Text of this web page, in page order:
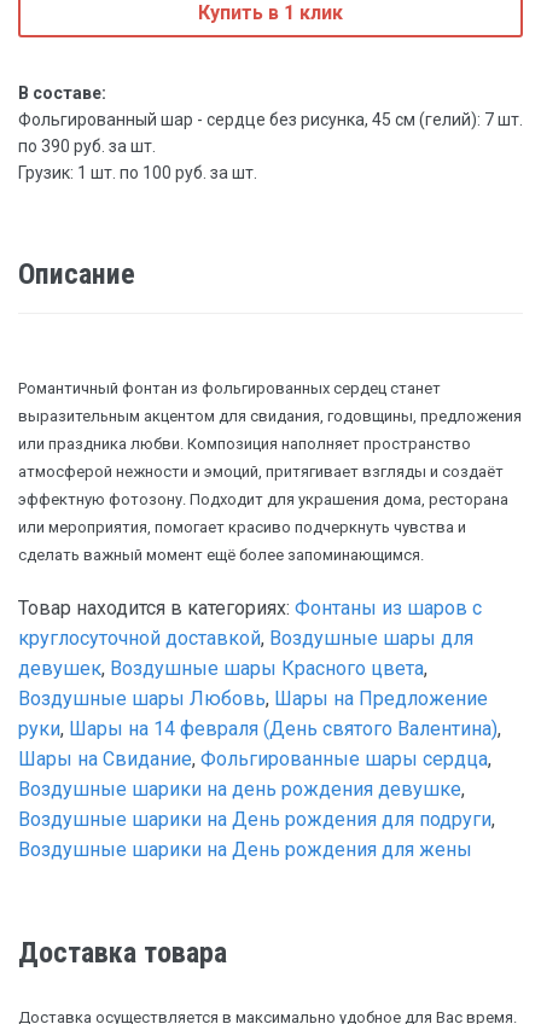
Купить в 1 клик
В составе:
Фольгированный шар - сердце без рисунка, 45 см (гелий): 7 шт.
по 390 руб. за шт.
Грузик: 1 шт. по 100 руб. за шт.
Описание
Романтичный фонтан из фольгированных сердец станет
выразительным акцентом для свидания, годовщины, предложения
или праздника любви. Композиция наполняет пространство
атмосферой нежности и эмоций, притягивает взгляды и создаёт
эффектную фотозону. Подходит для украшения дома, ресторана
или мероприятия, помогает красиво подчеркнуть чувства и
сделать важный момент ещё более запоминающимся.
Товар находится в категориях: Фонтаны из шаров с
круглосуточной доставкой, Воздушные шары для
девушек, Воздушные шары Красного цвета,
Воздушные шары Любовь, Шары на Предложение
руки, Шары на 14 февраля (День святого Валентина),
Шары на Свидание, Фольгированные шары сердца,
Воздушные шарики на день рождения девушке,
Воздушные шарики на День рождения для подруги,
Воздушные шарики на День рождения для жены
Доставка товара
Доставка осуществляется в максимально удобное для Вас время.